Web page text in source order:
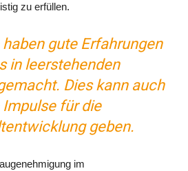
zu erfüllen.
gute Erfahrungen
in leerstehenden
Dies kann auch
Impulse für die
geben.
im